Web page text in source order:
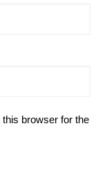
browser for the